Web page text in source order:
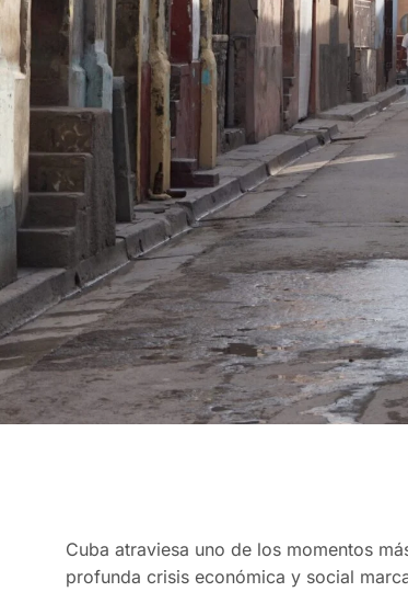
Cuba atraviesa uno de los momentos
profunda crisis económica y social